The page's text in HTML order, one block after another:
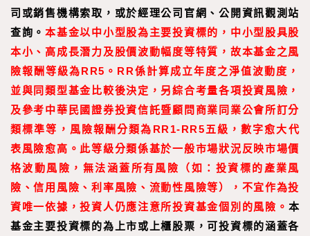
司或銷售機構索取，或於經理公司官網、公開資訊觀測站
查詢。本基金以中小型股為主要投資標的，中小型股具股
本小、高成長潛力及股價波動幅度等特質，故本基金之風
險報酬等級為RR5。RR係計算成立年度之淨值波動度，
並與同類型基金比較後決定，另綜合考量各項投資風險，
及參考中華民國證券投資信託暨顧問商業同業公會所訂分
類標準等，風險報酬分類為RR1-RR5五級，數字愈大代
表風險愈高。此等級分類係基於一般市場狀況反映市場價
格波動風險，無法涵蓋所有風險（如：投資標的產業風
險、信用風險、利率風險、流動性風險等），不宜作為投
資唯一依據，投資人仍應注意所投資基金個別的風險。 本
基金主要投資標的為上市或上櫃股票，可投資標的涵蓋各